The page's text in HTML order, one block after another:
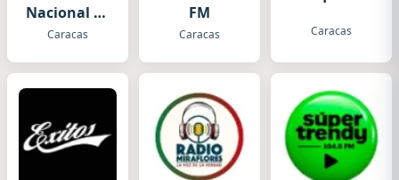
Nacional de
Venezuela
RNV
Caracas
FM
Caracas Caracas